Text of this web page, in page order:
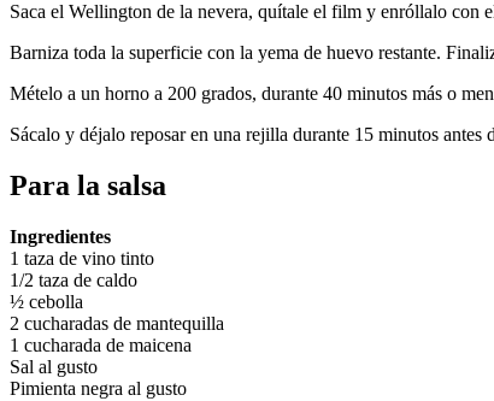
Saca el Wellington de la nevera, quítale el film y enróllalo con
Barniza toda la superficie con la yema de huevo restante.
Mételo a un horno a 200 grados, durante 40 minutos más o
Sácalo y déjalo reposar en una rejilla durante 15 minutos antes
Para la salsa
Ingredientes
1 taza de vino tinto
1/2 taza de caldo
½ cebolla
2 cucharadas de mantequilla
1 cucharada de maicena
Sal al gusto
Pimienta negra al gusto